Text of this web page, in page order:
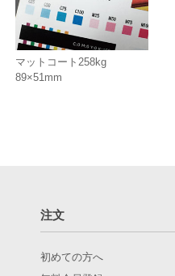
マットコート258kg
89×51mm
注文
初めての方へ